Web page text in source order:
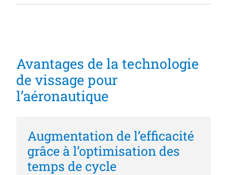
Avantages de la technologie
de vissage pour
l’aéronautique
Augmentation de l’efficacité
grâce à l’optimisation des
temps de cycle